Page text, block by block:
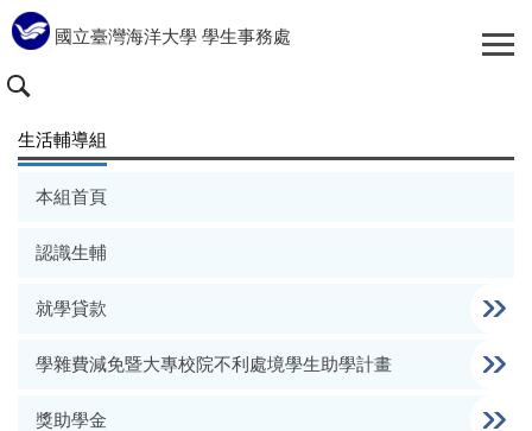
跳
到
要
容
國立臺灣海洋大學 學生事務處
生活輔導組
本組首頁
認識生輔
就學貸款
學雜費減免暨大專校院不利處境學生助學計畫
獎助學金